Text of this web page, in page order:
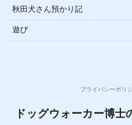
秋田犬さん預かり記
遊び
プライバシーポリ
ドッグウォーカー博士